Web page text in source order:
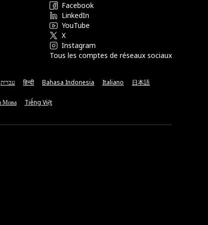
Facebook
LinkedIn
YouTube
X
Instagram
Tous les comptes de réseaux sociaux
עברית हिन्दी Bahasa Indonesia Italiano 日本語
Мова Tiếng Việt